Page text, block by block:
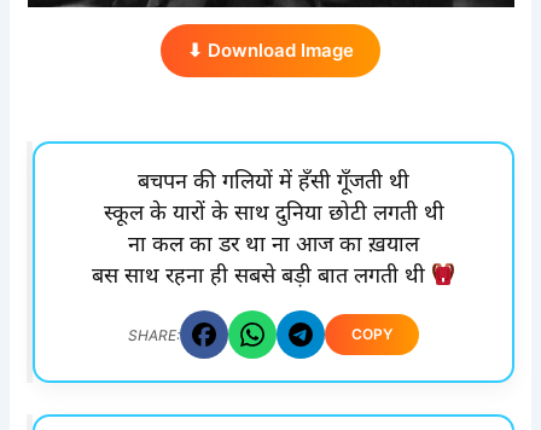
⬇ Download Image
बचपन की गलियों में हँसी गूँजती थी
स्कूल के यारों के साथ दुनिया छोटी लगती थी
ना कल का डर था ना आज का ख़याल
बस साथ रहना ही सबसे बड़ी बात लगती थी
SHARE: COPY